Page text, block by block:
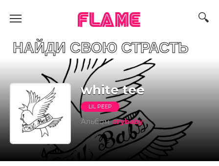
FLAME
СВОЮ СТРАСТЬ
​white tee
LIL PEEP
Альбом​crybaby